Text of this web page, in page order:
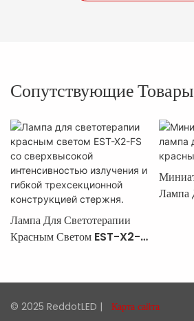
Сопутствующие Товары
Лампа Для Светотерапии
Красным Светом EST-X2-
И Гибкой Трехсекционной
Конструкцией Стержня.
Лампа
© 2025 ReddotLED | Карта сайта